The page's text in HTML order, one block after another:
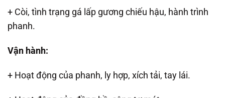
+ Còi, tình trạng gá lấp gương chiếu hậu, hành trình
phanh.
Vận hành:
+ Hoạt động của phanh, ly hợp, xích tải, tay lái.